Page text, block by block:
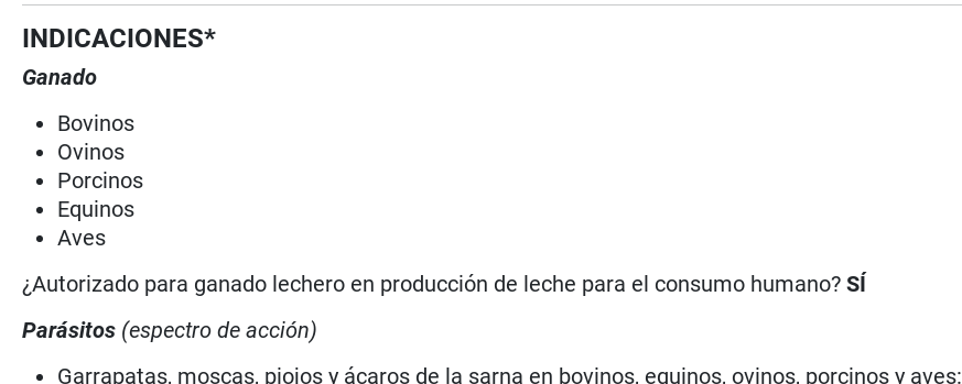
INDICACIONES*
Ganado
Bovinos
Ovinos
Porcinos
Equinos
Aves
¿Autorizado para ganado lechero en producción de leche para el consumo humano?SÍ
Parásitos (espectro de acción)
Garrapatas, moscas, piojos y ácaros de la sarna en bovinos, equinos, ovinos, porcinos y aves: